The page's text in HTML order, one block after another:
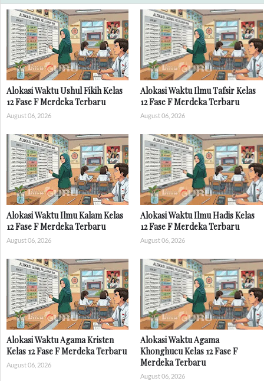
Alokasi Waktu Ushul Fikih Kelas
12 Fase F Merdeka Terbaru
August 06, 2026
Alokasi Waktu Ilmu Tafsir Kelas
12 Fase F Merdeka Terbaru
August 06, 2026
Alokasi Waktu Ilmu Kalam Kelas
12 Fase F Merdeka Terbaru
August 06, 2026
Alokasi Waktu Ilmu Hadis Kelas
12 Fase F Merdeka Terbaru
August 06, 2026
Alokasi Waktu Agama Kristen
Kelas 12 Fase F Merdeka Terbaru
August 06, 2026
Alokasi Waktu Agama
Khonghucu Kelas 12 Fase F
Merdeka Terbaru
August 06, 2026